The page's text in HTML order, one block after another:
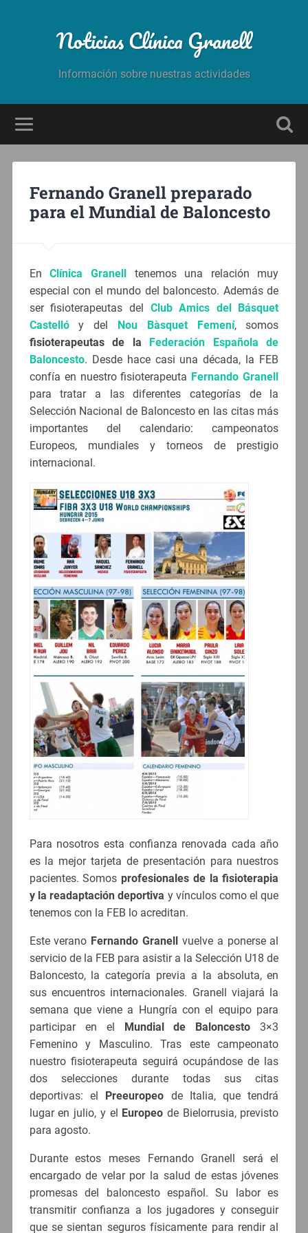
Noticias Clínica Granell
Información sobre nuestras actividades
Fernando Granell preparado
para el Mundial de Baloncesto
EnClínica Granelltenemos una relación muy
especial con el mundo del baloncesto. Además de
ser fisioterapeutas del Club Amics del Básquet
Castellóy del Nou Bàsquet Femení, somos
fisioterapeutas de la Federación Española de
Baloncesto. Desde hace casi una década, la FEB
confía en nuestro fisioterapeuta Fernando Granell
para tratar a las diferentes categorías de la
Selección Nacional de Baloncesto en las citas más
importantes del calendario: campeonatos
Europeos, mundiales y torneos de prestigio
internacional.
Para nosotros esta confianza renovada cada año
es la mejor tarjeta de presentación para nuestros
pacientes. Somosprofesionales de la fisioterapia
y la readaptación deportiva y vínculos como el que
tenemos con la FEB lo acreditan.
Este verano Fernando Granell vuelve a ponerse al
servicio de la FEB para asistir a la Selección U18 de
Baloncesto, la categoría previa a la absoluta, en
sus encuentros internacionales. Granell viajará la
semana que viene a Hungría con el equipo para
participar en el Mundial de Baloncesto 3×3
Femenino y Masculino. Tras este campeonato
nuestro fisioterapeuta seguirá ocupándose de las
dos selecciones durante todas sus citas
deportivas: el Preeuropeo de Italia, que tendrá
lugar en julio, y el Europeo de Bielorrusia, previsto
para agosto.
Durante estos meses Fernando Granell será el
encargado de velar por la salud de estas jóvenes
promesas del baloncesto español. Su labor es
transmitir confianza a los jugadores y conseguir
que se sientan seguros físicamente para rendir al